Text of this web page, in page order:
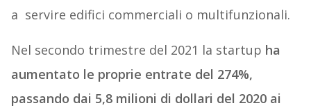
a servire edifici commerciali o multifunzionali.
Nel secondo trimestre del 2021 la startup ha
aumentato le proprie entrate del 274%,
passando dai 5,8 milioni di dollari del 2020 ai